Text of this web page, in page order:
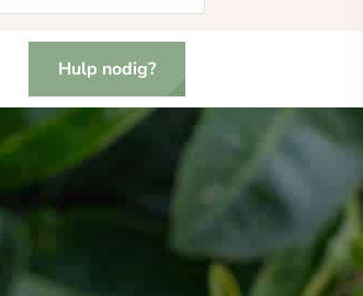
Hulp nodig?